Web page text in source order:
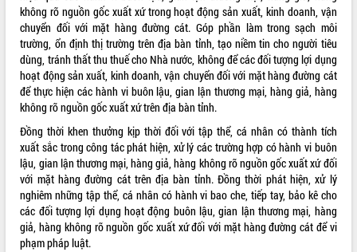
VIDEO
không rõ nguồn gốc xuất xứ trong hoạt động sản xuất, kinh doanh, vận
chuyển đối với mặt hàng đường cát. Góp phần làm trong sạch môi
trường, ổn định thị trường trên địa bàn tỉnh, tạo niềm tin cho người tiêu
dùng, tránh thất thu thuế cho Nhà nước, không để các đối tượng lợi dụng
hoạt động sản xuất, kinh doanh, vận chuyển đối với mặt hàng đường cát
để thực hiện các hành vi buôn lậu, gian lận thương mại, hàng giả, hàng
không rõ nguồn gốc xuất xứ trên địa bàn tỉnh.
Đồng thời khen thưởng kịp thời đối với tập thể, cá nhân có thành tích
xuất sắc trong công tác phát hiện, xử lý các trường hợp có hành vi buôn
lậu, gian lận thương mại, hàng giả, hàng không rõ nguồn gốc xuất xứ đối
với mặt hàng đường cát trên địa bàn tỉnh. Đồng thời phát hiện, xử lý
nghiêm những tập thể, cá nhân có hành vi bao che, tiếp tay, bảo kê cho
các đối tượng lợi dụng hoạt động buôn lậu, gian lận thương mại, hàng
giả, hàng không rõ nguồn gốc xuất xứ đối với mặt hàng đường cát để vi
phạm pháp luật.